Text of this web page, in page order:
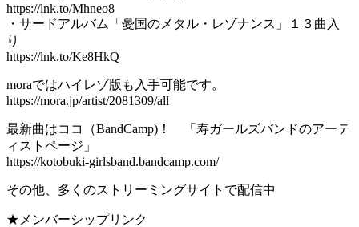
https://lnk.to/Mhneo8
・サードアルバム「憂国のメタル・レゾナンス」１３曲入
り
https://lnk.to/Ke8HkQ
moraではハイレゾ版も入手可能です。
https://mora.jp/artist/2081309/all
最新曲はココ（BandCamp)！ 「寿ガールズバンドのアーテ
ィストページ」
https://kotobuki-girlsband.bandcamp.com/
その他、多くのストリーミングサイトで配信中
★メンバーシップリンク